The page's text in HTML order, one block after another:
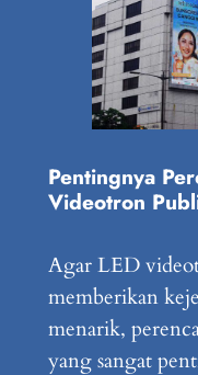
Pentingnya
Videotron
Agar LED
memberikan
menarik,
yang sangat